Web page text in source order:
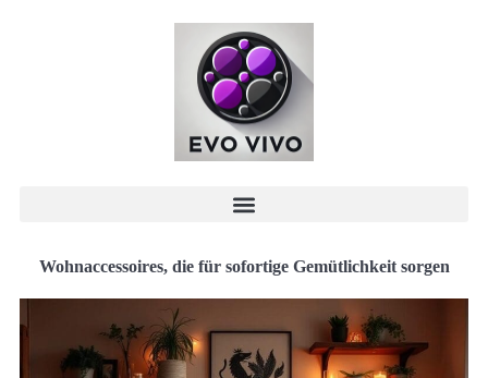
Wohnaccessoires, die für sofortige Gemütlichkeit sorgen